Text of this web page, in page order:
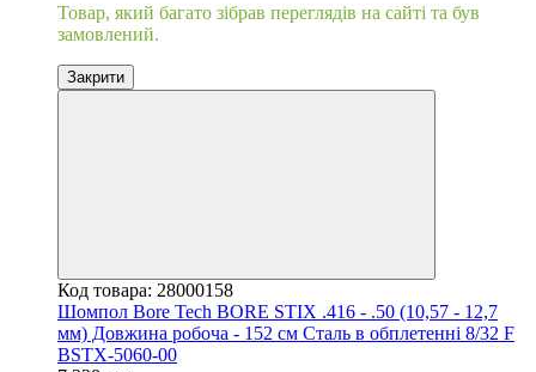
Товар, який багато зібрав переглядів на сайті та був
замовлений.
Закрити
Код товара: 28000158
Шомпол Bore Tech BORE STIX .416 - .50 (10,57 - 12,7
мм) Довжина робоча - 152 см Сталь в обплетенні 8/32 F
BSTX-5060-00